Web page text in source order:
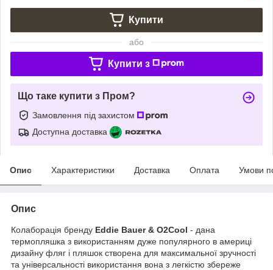
Купити
або
Купити з
Що таке купити з Пром?
Замовлення під захистом
Доступна доставка
Опис Характеристики Доставка Оплата Умови
Опис
Колаборація бренду Eddie Bauer & O2Cool - дана
термопляшка з використанням дуже популярного в америці
дизайну фляг і пляшок створена для максимальної зручності
та універсальності використання вона з легкістю збереже